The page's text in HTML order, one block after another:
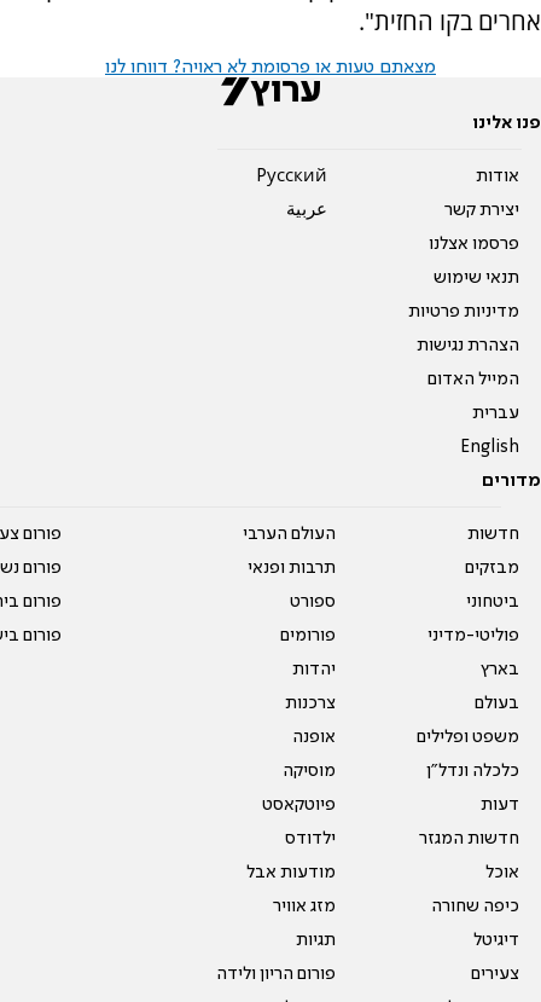
אחרים בקו החזית".
מצאתם טעות או פרסומת לא ראויה? דווחו לנו
פנו אלינו
אודות
יצירת קשר
פרסמו אצלנו
תנאי שימוש
מדיניות פרטיות
הצהרת נגישות
המייל האדום
עברית
English
Pусский
عربية
מדורים
חדשות
מבזקים
ביטחוני
פוליטי-מדיני
בארץ
בעולם
משפט ופלילים
כלכלה ונדל"ן
דעות
חדשות המגזר
אוכל
כיפה שחורה
דיגיטל
צעירים
העולם הערבי
תרבות ופנאי
ספורט
פורומים
יהדות
צרכנות
אופנה
מוסיקה
פיוטקאסט
ילדודס
מודעות אבל
מזג אוויר
תגיות
פורום הריון ולידה
פורום
פורום
פורום
פורום